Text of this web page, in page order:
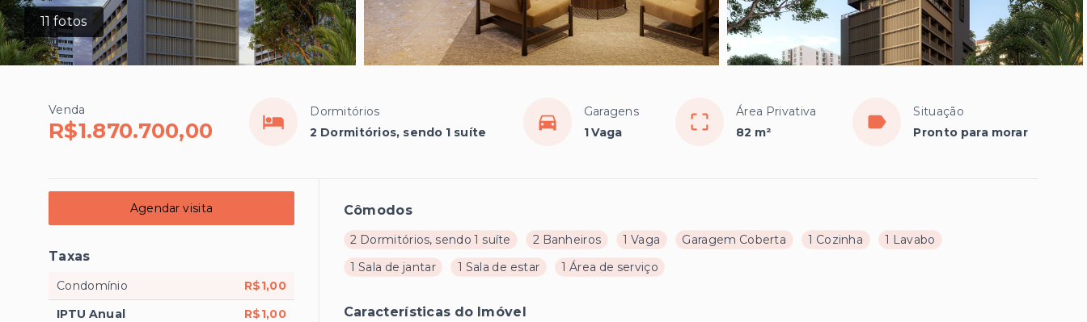
11 fotos
Venda
R$1.870.700,00
Dormitórios
2 Dormitórios, sendo 1 suíte
Garagens
1 Vaga
Área Privativa
82 m²
Situação
Pronto para morar
Cômodos
2 Dormitórios, sendo 1 suíte 2 Banheiros 1 Vaga Garagem Coberta 1 Cozinha
1 Lavabo
1 Sala de jantar
1 Sala de estar 1 Área de serviço
Características do Imóvel
Agendar visita
Taxas
Condomínio
R$1,00
IPTU Anual
R$1,00